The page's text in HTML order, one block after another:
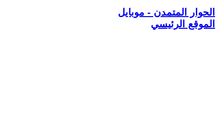
الحوار المتمدن - موبايل
الموقع الرئيسي